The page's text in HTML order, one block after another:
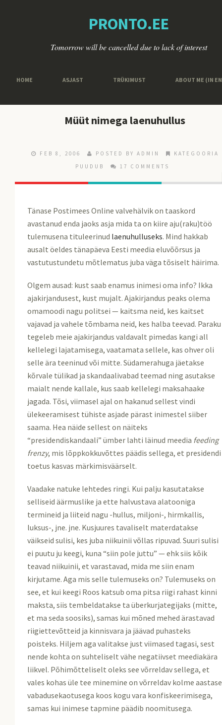
PRONTO.EE
Tomorrow will be cancelled due to lack of interest
HOME ASJAST TRÜKIMUST ABOUT ME (IN
Müüt nimega laenuhullus
FEB 8, 2006 POSTED BY ADMIN
KATEGOORIA
PUUDUB
17 COMMENTS
Tänase Postimees Online valvehälvik on taaskord
avastanud enda jaoks asja mida ta on kiire aju(raku)töö
tulemusena tituleerinud laenuhulluseks. Mind hakkab
ausalt öeldes tänapäeva Eesti meedia eluvõõrsus ja
vastutustundetu mõtlematus juba väga tõsiselt häirima.
Olgem ausad: kust saab enamus inimesi oma info? Ikka
ajakirjandusest, kust mujalt. Ajakirjandus peaks olema
omamoodi nagu politsei — kaitsma neid, kes kaitset
vajavad ja vahele tõmbama neid, kes halba teevad. Paraku
tegeleb meie ajakirjandus valdavalt pimedas kangi all
kellelegi lajatamisega, vaatamata sellele, kas ohver oli
selle ära teeninud või mitte. Südamerahuga jäetakse
kõrvale tülikad ja skandaalivabad teemad ning asutakse
maialt nende kallale, kus saab kellelegi maksahaake
jagada. Tõsi, viimasel ajal on hakanud sellest vindi
ülekeeramisest tühiste asjade pärast inimestel siiber
saama. Hea näide sellest on näiteks
“presidendiskandaali” ümber lahti läinud meedia feeding
frenzy, mis lõppkokkuvõttes päädis sellega, et presidendi
toetus kasvas märkimisväärselt.
Vaadake natuke lehtedes ringi. Kui palju kasutatakse
selliseid äärmuslike ja ette halvustava alatooniga
termineid ja liiteid nagu -hullus, miljoni-, hirmkallis,
luksus-, jne. jne. Kusjuures tavaliselt materdatakse
väikseid sulisi, kes juba niikuinii võllas ripuvad. Suuri sulisi
ei puutu ju keegi, kuna “siin pole juttu” — ehk siis kõik
teavad niikuinii, et varastavad, mida me siin enam
kirjutame. Aga mis selle tulemuseks on? Tulemuseks on
see, et kui keegi Roos katsub oma pitsa riigi rahast kinni
maksta, siis tembeldatakse ta überkurjategijaks (mitte,
et ma seda soosiks), samas kui mõned mehed ärastavad
riigiettevõtteid ja kinnisvara ja jäävad puhasteks
poisteks. Hiljem aga valitakse just viimased tagasi, sest
nende kohta on suhteliselt vähe negatiivset meediakära
liikvel. Põhimõtteliselt oleks see võrreldav sellega, et
vales kohas üle tee minemine on võrreldav kolme aastase
vabadusekaotusega koos kogu vara konfiskeerimisega,
samas kui inimese tapmine päädib noomitusega.